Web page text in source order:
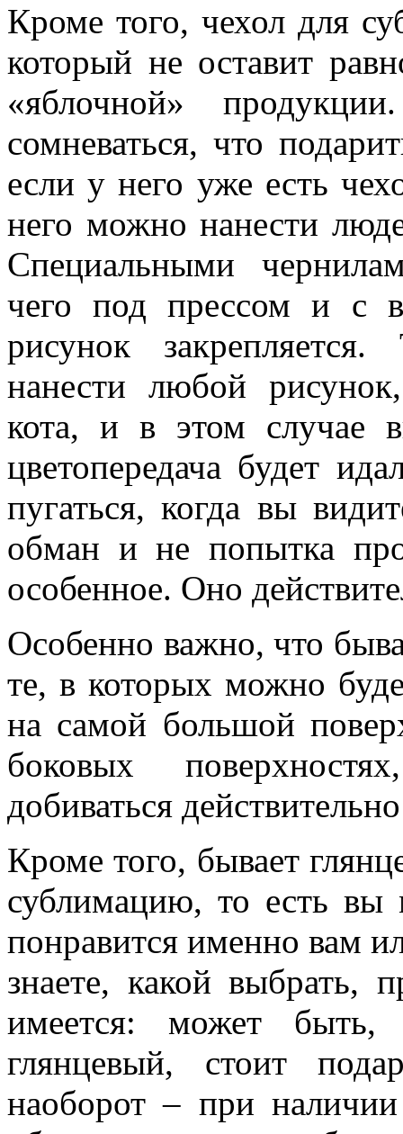
Кроме того, чехол для
который не оставит
«яблочной»
сомневаться, что
если у него уже есть
него можно нанести
Специальными
чего под прессом и с
рисунок
нанести любой
кота, и в этом случае
цветопередача будет
пугаться, когда вы
обман и не попытка
особенное. Оно
Особенно важно, что
те, в которых можно
на самой большой
боковых
добиваться
Кроме того, бывает
сублимацию, то есть вы
понравится именно вам
знаете, какой выбрать,
имеется: может
глянцевый, стоит
наоборот – при наличии